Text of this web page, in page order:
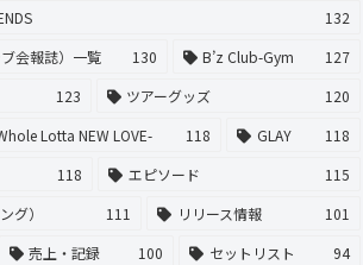
132
会報誌）一覧
130 B’z Club-Gym
127
123 ツアーグッズ
120
Lotta NEW LOVE-
118 GLAY
118
118 エピソード
115
グ）
111 リリース情報
101
売上・記録 100 セットリスト
94